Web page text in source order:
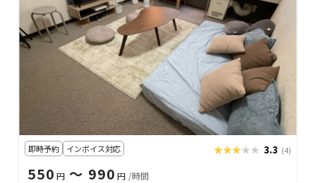
即時予約 インボイス対応 ★★★★★
★★★★★ 3.3 (4)
550 円 〜 990 円 /時間